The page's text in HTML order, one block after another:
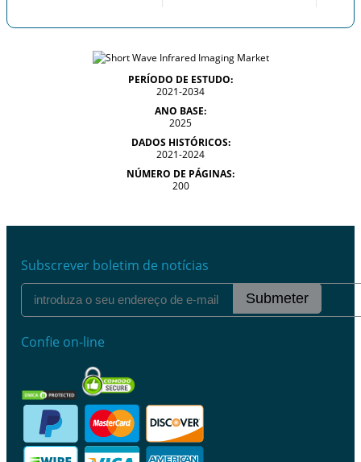
PERÍODO DE ESTUDO:
2021-2034
ANO BASE:
2025
DADOS HISTÓRICOS:
2021-2024
NÚMERO DE PÁGINAS:
200
Subscrever boletim de notícias
Submeter
Confie on-line